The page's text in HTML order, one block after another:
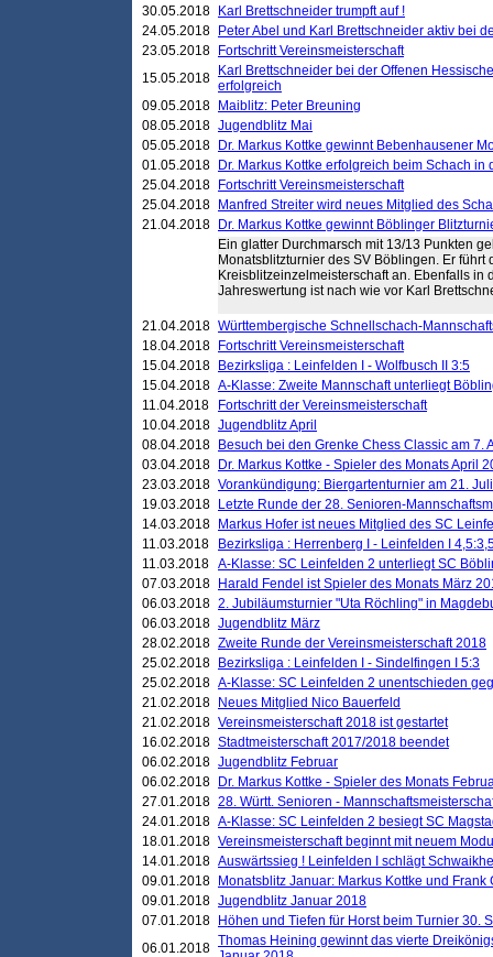
30.05.2018
Karl Brettschneider trumpft auf !
24.05.2018
Peter Abel und Karl Brettschneider aktiv bei
23.05.2018
Fortschritt Vereinsmeisterschaft
15.05.2018
Karl Brettschneider bei der Offenen
erfolgreich
09.05.2018
Maiblitz: Peter Breuning
08.05.2018 Jugendblitz Mai
05.05.2018
Dr. Markus Kottke gewinnt Bebenhausener
01.05.2018
Dr. Markus Kottke erfolgreich beim Schach
25.04.2018
Fortschritt Vereinsmeisterschaft
25.04.2018
Manfred Streiter wird neues Mitglied des
21.04.2018
Dr. Markus Kottke gewinnt Böblinger
Ein glatter Durchmarsch mit 13/13 Punkten
Monatsblitzturnier des SV Böblingen. Er
Kreisblitzeinzelmeisterschaft an. Ebenfalls in
Jahreswertung ist nach wie vor Karl
21.04.2018 Württembergische Schnellschach-
18.04.2018
Fortschritt Vereinsmeisterschaft
15.04.2018
Bezirksliga : Leinfelden I - Wolfbusch II 3:5
15.04.2018 A-Klasse: Zweite Mannschaft unterliegt
11.04.2018
Fortschritt der Vereinsmeisterschaft
10.04.2018 Jugendblitz April
08.04.2018
Besuch bei den Grenke Chess Classic am 7.
03.04.2018
Dr. Markus Kottke - Spieler des Monats April
23.03.2018 Vorankündigung: Biergartenturnier am 21.
19.03.2018
Letzte Runde der 28. Senioren-
14.03.2018
Markus Hofer ist neues Mitglied des SC
11.03.2018
Bezirksliga : Herrenberg I - Leinfelden I
11.03.2018 A-Klasse: SC Leinfelden 2 unterliegt SC
07.03.2018
Harald Fendel ist Spieler des Monats März
06.03.2018 2. Jubiläumsturnier "Uta Röchling" in
06.03.2018 Jugendblitz März
28.02.2018 Zweite Runde der Vereinsmeisterschaft 2018
25.02.2018
Bezirksliga : Leinfelden I - Sindelfingen I 5:3
25.02.2018 A-Klasse: SC Leinfelden 2 unentschieden
21.02.2018
Neues Mitglied Nico Bauerfeld
21.02.2018 Vereinsmeisterschaft 2018 ist gestartet
16.02.2018 Stadtmeisterschaft 2017/2018 beendet
06.02.2018 Jugendblitz Februar
06.02.2018
Dr. Markus Kottke - Spieler des Monats
27.01.2018 28. Württ. Senioren -
24.01.2018 A-Klasse: SC Leinfelden 2 besiegt SC
18.01.2018 Vereinsmeisterschaft beginnt mit neuem
14.01.2018 Auswärtssieg ! Leinfelden I schlägt
09.01.2018
Monatsblitz Januar: Markus Kottke und
09.01.2018 Jugendblitz Januar 2018
07.01.2018
Höhen und Tiefen für Horst beim Turnier 30.
06.01.2018 Thomas Heining gewinnt das vierte